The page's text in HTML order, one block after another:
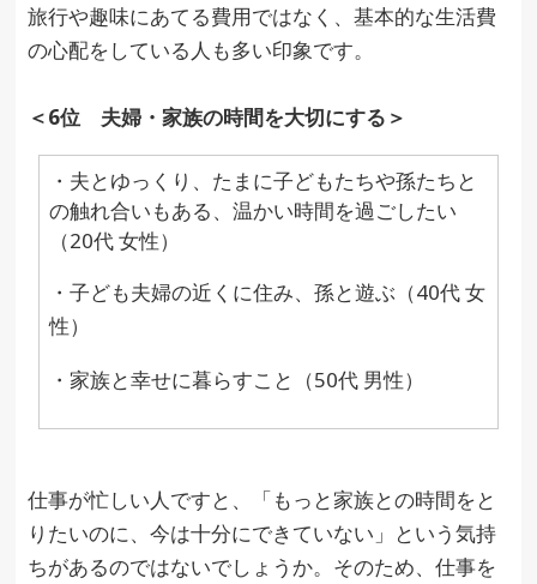
旅行や趣味にあてる費用ではなく、基本的な生活費
の心配をしている人も多い印象です。
＜6位 夫婦・家族の時間を大切にする＞
・夫とゆっくり、たまに子どもたちや孫たちと
の触れ合いもある、温かい時間を過ごしたい
（20代 女性）
・子ども夫婦の近くに住み、孫と遊ぶ（40代 女
性）
・家族と幸せに暮らすこと（50代 男性）
仕事が忙しい人ですと、「もっと家族との時間をと
りたいのに、今は十分にできていない」という気持
ちがあるのではないでしょうか。そのため、仕事を